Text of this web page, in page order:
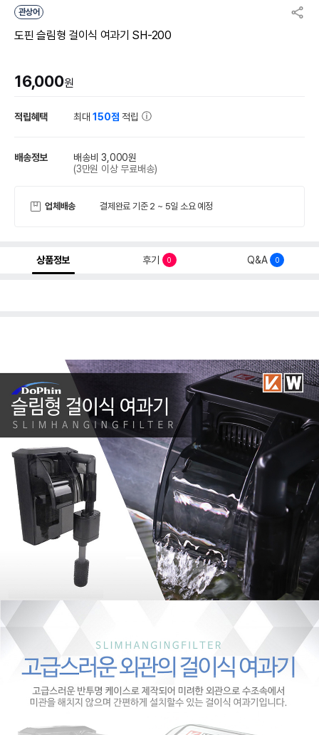
관상어
도핀 슬림형 걸이식 여과기 SH-200
16,000원
적립혜택 최대150점 적립
배송정보
배송비 3,000원
(3만원 이상 무료배송)
업체배송 결제완료 기준 2 ~ 5일 소요 예정
상품정보 후기 0 Q&A 0